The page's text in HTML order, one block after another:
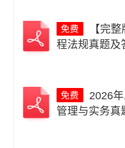
程法规真题及
管理与实务真